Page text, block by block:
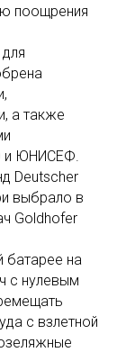
поощрения
а также
и ЮНИСЕФ.
Deutscher
выбрало в
Goldhofer
батарее на
с нулевым
с взлетной